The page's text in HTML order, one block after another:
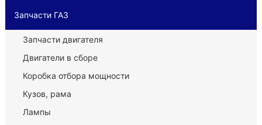
Запчасти ГАЗ
Запчасти двигателя
Двигатели в сборе
Коробка отбора мощности
Кузов, рама
Лампы